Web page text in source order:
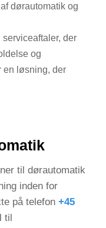
dørautomatik og
der
og
en løsning, der
til dørautomatik
inden for
på telefon +45
til